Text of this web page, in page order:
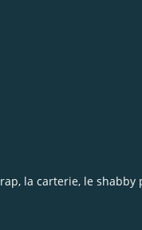
la carterie, le shabby